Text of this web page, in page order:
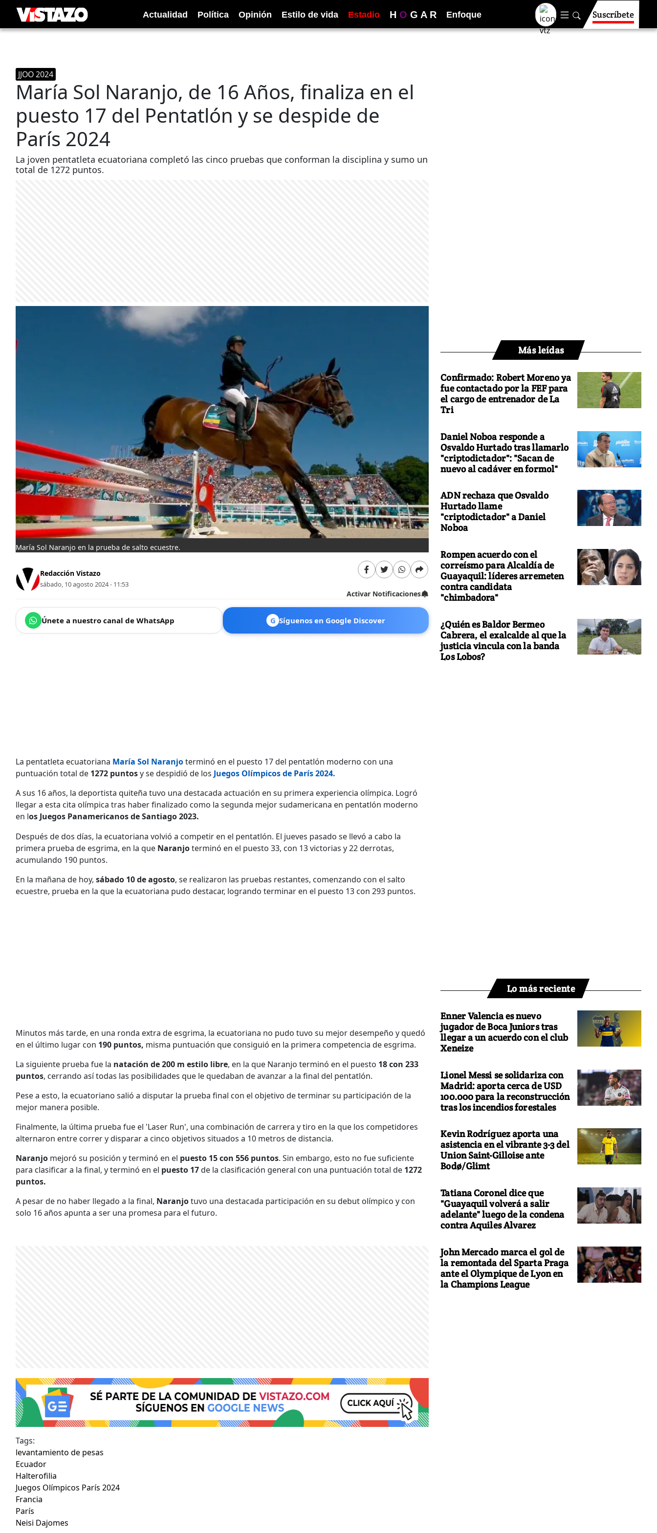
Actualidad Política Opinión Estilo de vida Estadio H O G A R Enfoque Suscríbete
JJOO 2024
María Sol Naranjo, de 16 Años, finaliza en el
puesto 17 del Pentatlón y se despide de
París 2024
La joven pentatleta ecuatoriana completó las cinco pruebas que conforman la disciplina y sumo un
total de 1272 puntos.
María Sol Naranjo en la prueba de salto ecuestre.
Redacción Vistazo
sábado, 10 agosto 2024 - 11:53
Activar Notificaciones
Únete a nuestro canal de WhatsApp G Síguenos en Google Discover
La pentatleta ecuatoriana María Sol Naranjoterminó en el puesto 17 del pentatlón moderno con una
puntuación total de 1272 puntosy se despidió de los Juegos Olímpicos de París 2024.
A sus 16 años, la deportista quiteña tuvo una destacada actuación en su primera experiencia olímpica. Logró
llegar a esta cita olímpica tras haber finalizado como la segunda mejor sudamericana en pentatlón moderno
en los Juegos Panamericanos de Santiago 2023.
Después de dos días, la ecuatoriana volvió a competir en el pentatlón. El jueves pasado se llevó a cabo la
primera prueba de esgrima, en la que Naranjoterminó en el puesto 33, con 13 victorias y 22 derrotas,
acumulando 190 puntos.
En la mañana de hoy, sábado 10 de agosto, se realizaron las pruebas restantes, comenzando con el salto
ecuestre, prueba en la que la ecuatoriana pudo destacar, logrando terminar en el puesto 13 con 293 puntos.
Minutos más tarde, en una ronda extra de esgrima, la ecuatoriana no pudo tuvo su mejor desempeño y quedó
en el último lugar con 190 puntos, misma puntuación que consiguió en la primera competencia de esgrima.
La siguiente prueba fue la natación de 200 m estilo libre, en la que Naranjo terminó en el puesto 18 con 233
puntos, cerrando así todas las posibilidades que le quedaban de avanzar a la final del pentatlón.
Pese a esto, la ecuatoriano salió a disputar la prueba final con el objetivo de terminar su participación de la
mejor manera posible.
Finalmente, la última prueba fue el 'Laser Run', una combinación de carrera y tiro en la que los competidores
alternaron entre correr y disparar a cinco objetivos situados a 10 metros de distancia.
Naranjo mejoró su posición y terminó en el puesto 15 con 556 puntos. Sin embargo, esto no fue suficiente
para clasificar a la final, y terminó en el puesto 17de la clasificación general con una puntuación total de 1272
puntos.
A pesar de no haber llegado a la final, Naranjotuvo una destacada participación en su debut olímpico y con
solo 16 años apunta a ser una promesa para el futuro.​​​​​
Tags:
levantamiento de pesas
Ecuador
Halterofilia
Juegos Olímpicos París 2024
Francia
París
Neisi Dajomes
Más leídas
Confirmado: Robert Moreno ya
fue contactado por la FEF para
el cargo de entrenador de La
Tri
Daniel Noboa responde a
Osvaldo Hurtado tras llamarlo
"criptodictador": "Sacan de
nuevo al cadáver en formol"
ADN rechaza que Osvaldo
Hurtado llame
"criptodictador" a Daniel
Noboa
Rompen acuerdo con el
correísmo para Alcaldía de
Guayaquil: líderes arremeten
contra candidata
"chimbadora"
¿Quién es Baldor Bermeo
Cabrera, el exalcalde al que la
justicia vincula con la banda
Los Lobos?
Lo más reciente
Enner Valencia es nuevo
jugador de Boca Juniors tras
llegar a un acuerdo con el club
Xeneize
Lionel Messi se solidariza con
Madrid: aporta cerca de USD
100.000 para la reconstrucción
tras los incendios forestales
Kevin Rodríguez aporta una
asistencia en el vibrante 3-3 del
Union Saint-Gilloise ante
Bodø/Glimt
Tatiana Coronel dice que
"Guayaquil volverá a salir
adelante" luego de la condena
contra Aquiles Alvarez
John Mercado marca el gol de
la remontada del Sparta Praga
ante el Olympique de Lyon en
la Champions League